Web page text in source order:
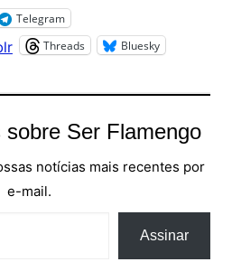
Telegram
Threads Bluesky
sobre Ser Flamengo
notícias mais recentes por
e-mail.
Assinar